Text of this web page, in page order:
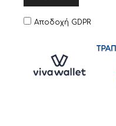
Αποδοχή GDPR